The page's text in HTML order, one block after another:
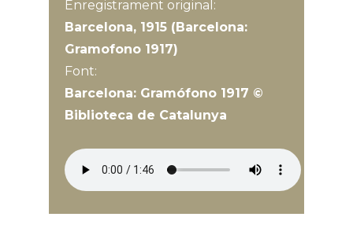
Enregistrament original:
Barcelona, 1915 (Barcelona:
Gramofono 1917)
Font:
Barcelona: Gramófono 1917 ©
Biblioteca de Catalunya